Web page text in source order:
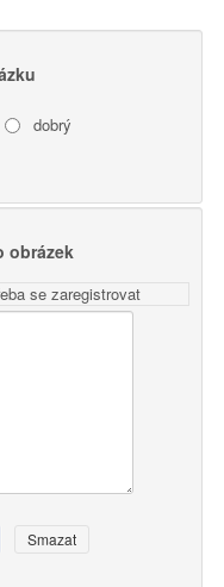
dobrý
obrázek
se zaregistrovat